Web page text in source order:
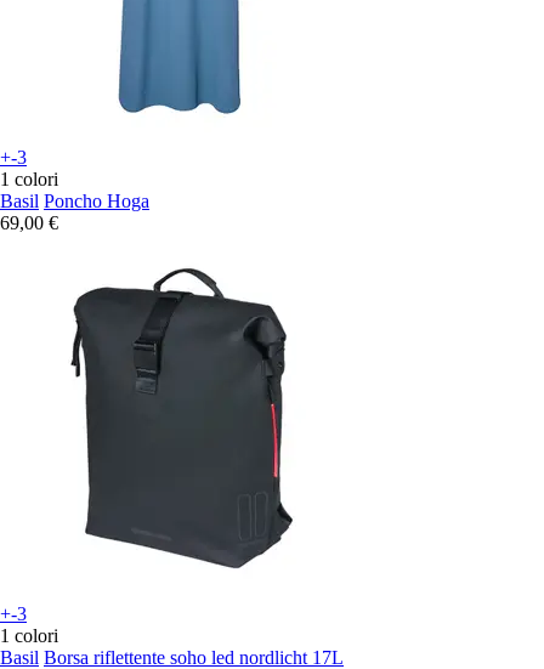
+-3
1 colori
Basil Poncho Hoga
69,00 €
+-3
1 colori
Basil Borsa riflettente soho led nordlicht 17L